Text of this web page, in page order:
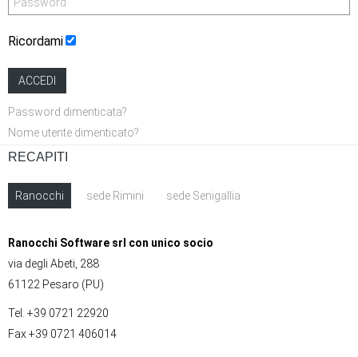
Ricordami
ACCEDI
Password dimenticata?
Nome utente dimenticato?
RECAPITI
Ranocchi sede Rimini sede Senigallia
Ranocchi Software srl con unico socio
via degli Abeti, 288
61122 Pesaro (PU)
Tel. +39 0721 22920
Fax +39 0721 406014